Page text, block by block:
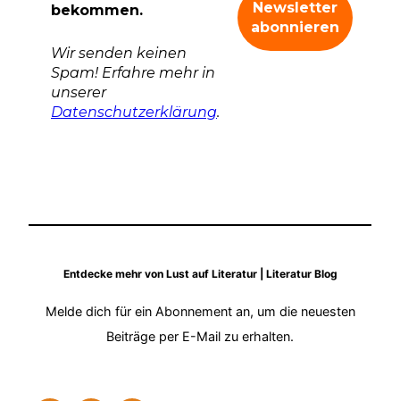
bekommen.
Wir senden keinen
Spam! Erfahre mehr in
unserer
Datenschutzerklärung.
Entdecke mehr von Lust auf Literatur | Literatur Blog
Melde dich für ein Abonnement an, um die neuesten
Beiträge per E-Mail zu erhalten.